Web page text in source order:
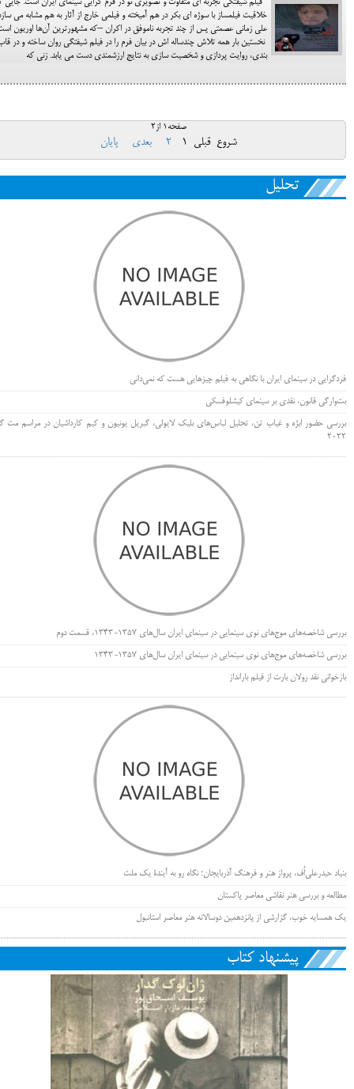
فيلم شيفتگي تجربه اي متفاوت و تصويري نو در فرم گرايي سينماي ايران است. جايي
خلاقيت فيلمساز با سوژه اي بكر در هم آميخته و فيلمي خارج از آثار به هم مشابه مي
علي زماني عصمتي پس از چند تجربه ناموفق در اكران –که مشهورترین آن‌ها اوریون
نخستين بار همه تلاش چندساله اش در بيان فرم را در فيلم شيفتگي روان ساخته و در
بندي، روايت پردازي و شخصيت سازي به نتايج ارزشمندي دست مي يابد. زني كه
صفحه1 از2
شروع قبلی 1
2 بعدی پایان
تحلیل
فردگرایی در سینمای ایران با نگاهی به فیلم چیزهایی هست که نمی‌دانی
بت‌وارگی قانون، نقدی بر سینمای کیشلوفسکی
بررسی حضور ابژه و غیاب تن، تحلیل لباس‌های بلیک لایولی، گبریل یونیون و کیم کارداشیان در مراسم مت
۲۰۲۲
بررسی شاخصه‌های موج‌های نوی سینمایی در سینمای ایران سال‌های 1357-1343، قسمت دوم
بررسی شاخصه‌های موج‌های نوی سینمایی در سینمای ایران سال‌های 1357-1343
بازخوانی نقد رولان بارت از فیلم بارانداز
بنیاد حیدرعلی‌اُف، پرواز هنر و فرهنگ آذربایجان؛ نگاه رو به آیندۀ یک ملت
مطالعه و بررسی هنر نقاشی معاصر پاکستان
یک همسایه خوب، گزارشی از پانزدهمین دوسالانه هنر معاصر استانبول
پیشنهاد کتاب